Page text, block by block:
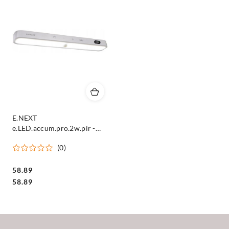
E.NEXT
e.LED.accum.pro.2w.pir -
czujnikiem ruchu
6000k 2W
(0)
Cena:
58.89
Cena:
58.89